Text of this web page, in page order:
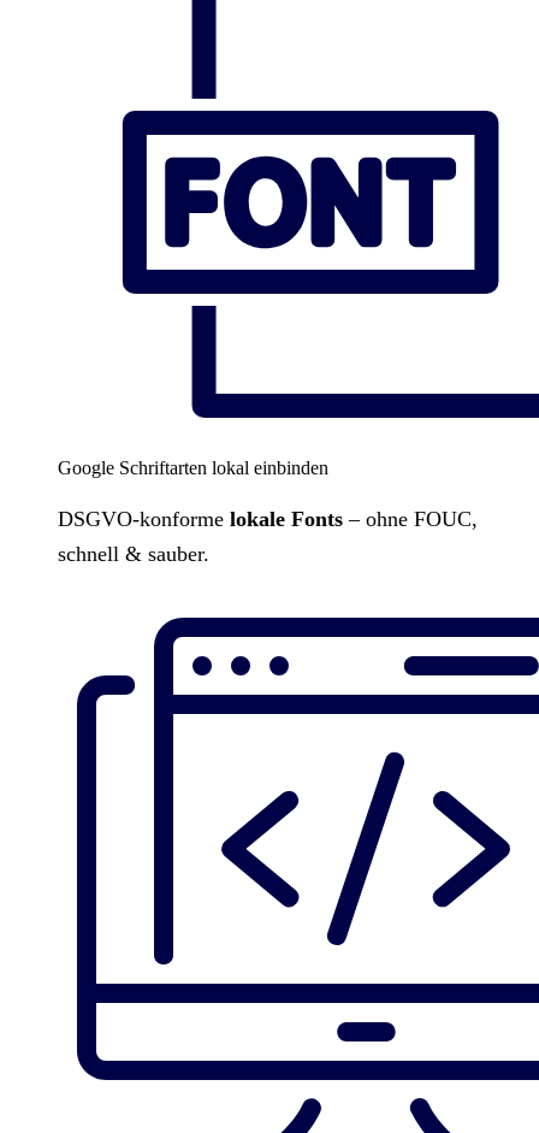
Google Schriftarten lokal einbinden
DSGVO-konforme lokale Fonts – ohne FOUC,
schnell & sauber.